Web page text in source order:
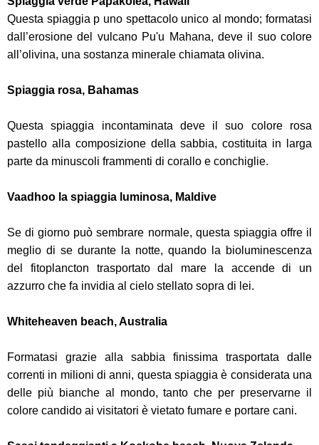
Questa spiaggia p uno spettacolo unico al mondo; formatasi
dall’erosione del vulcano Pu'u Mahana, deve il suo colore
all’olivina, una sostanza minerale chiamata olivina.
Spiaggia rosa, Bahamas
Questa spiaggia incontaminata deve il suo colore rosa
pastello alla composizione della sabbia, costituita in larga
parte da minuscoli frammenti di corallo e conchiglie.
Vaadhoo la spiaggia luminosa, Maldive
Se di giorno può sembrare normale, questa spiaggia offre il
meglio di se durante la notte, quando la bioluminescenza
del fitoplancton trasportato dal mare la accende di un
azzurro che fa invidia al cielo stellato sopra di lei.
Whiteheaven beach, Australia
Formatasi grazie alla sabbia finissima trasportata dalle
correnti in milioni di anni, questa spiaggia è considerata una
delle più bianche al mondo, tanto che per preservarne il
colore candido ai visitatori è vietato fumare e portare cani.